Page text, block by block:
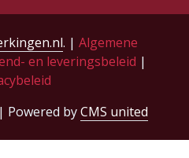
. | Algemene
en leveringsbeleid |
| Powered byCMS united